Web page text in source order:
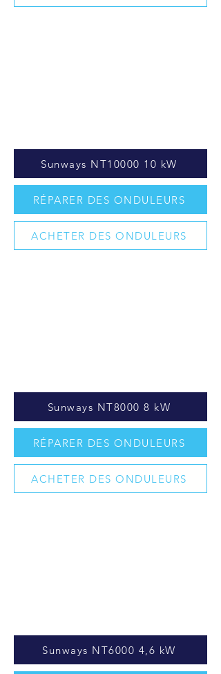
Sunways NT10000 10 kW
RÉPARER DES ONDULEURS
ACHETER DES ONDULEURS
Sunways NT8000 8 kW
RÉPARER DES ONDULEURS
ACHETER DES ONDULEURS
Sunways NT6000 4,6 kW